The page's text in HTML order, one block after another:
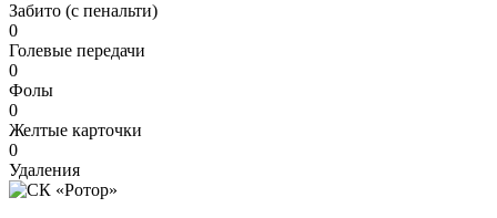
Забито (с пенальти)
0
Голевые передачи
0
Фолы
0
Желтые карточки
0
Удаления